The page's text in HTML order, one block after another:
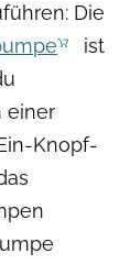
Die
ist
einer
Knopf-